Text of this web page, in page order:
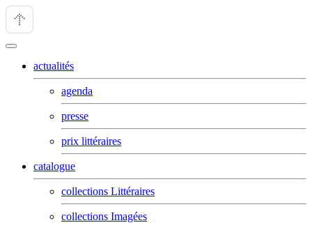
actualités
agenda
presse
prix littéraires
catalogue
collections Littéraires
collections Imagées